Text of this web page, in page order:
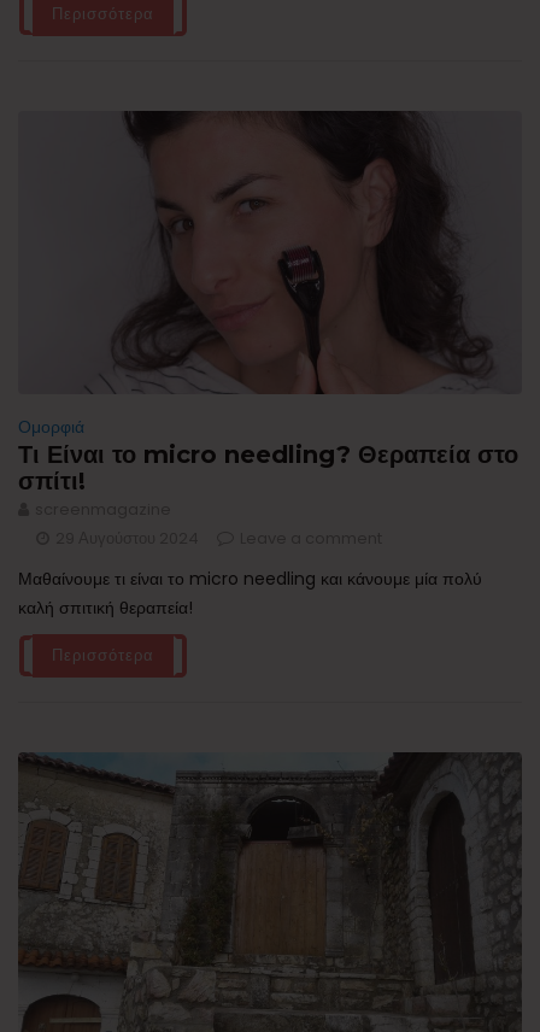
Περισσότερα
Ομορφιά
Τι Είναι το micro needling? Θεραπεία στο
σπίτι!
Μαθαίνουμε τι είναι το micro needling και κάνουμε μία πολύ
καλή σπιτική θεραπεία!
Περισσότερα